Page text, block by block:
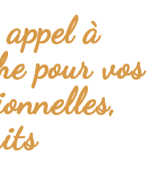
à
pour vos